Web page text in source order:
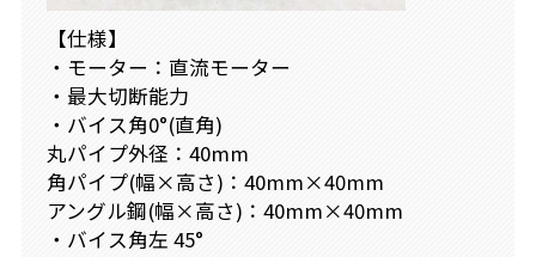
【仕様】
・モーター：直流モーター
・最大切断能力
・バイス角0°(直角)
丸パイプ外径：40mm
角パイプ(幅×高さ)：40mm×40mm
アングル鋼(幅×高さ)：40mm×40mm
・バイス角左 45°